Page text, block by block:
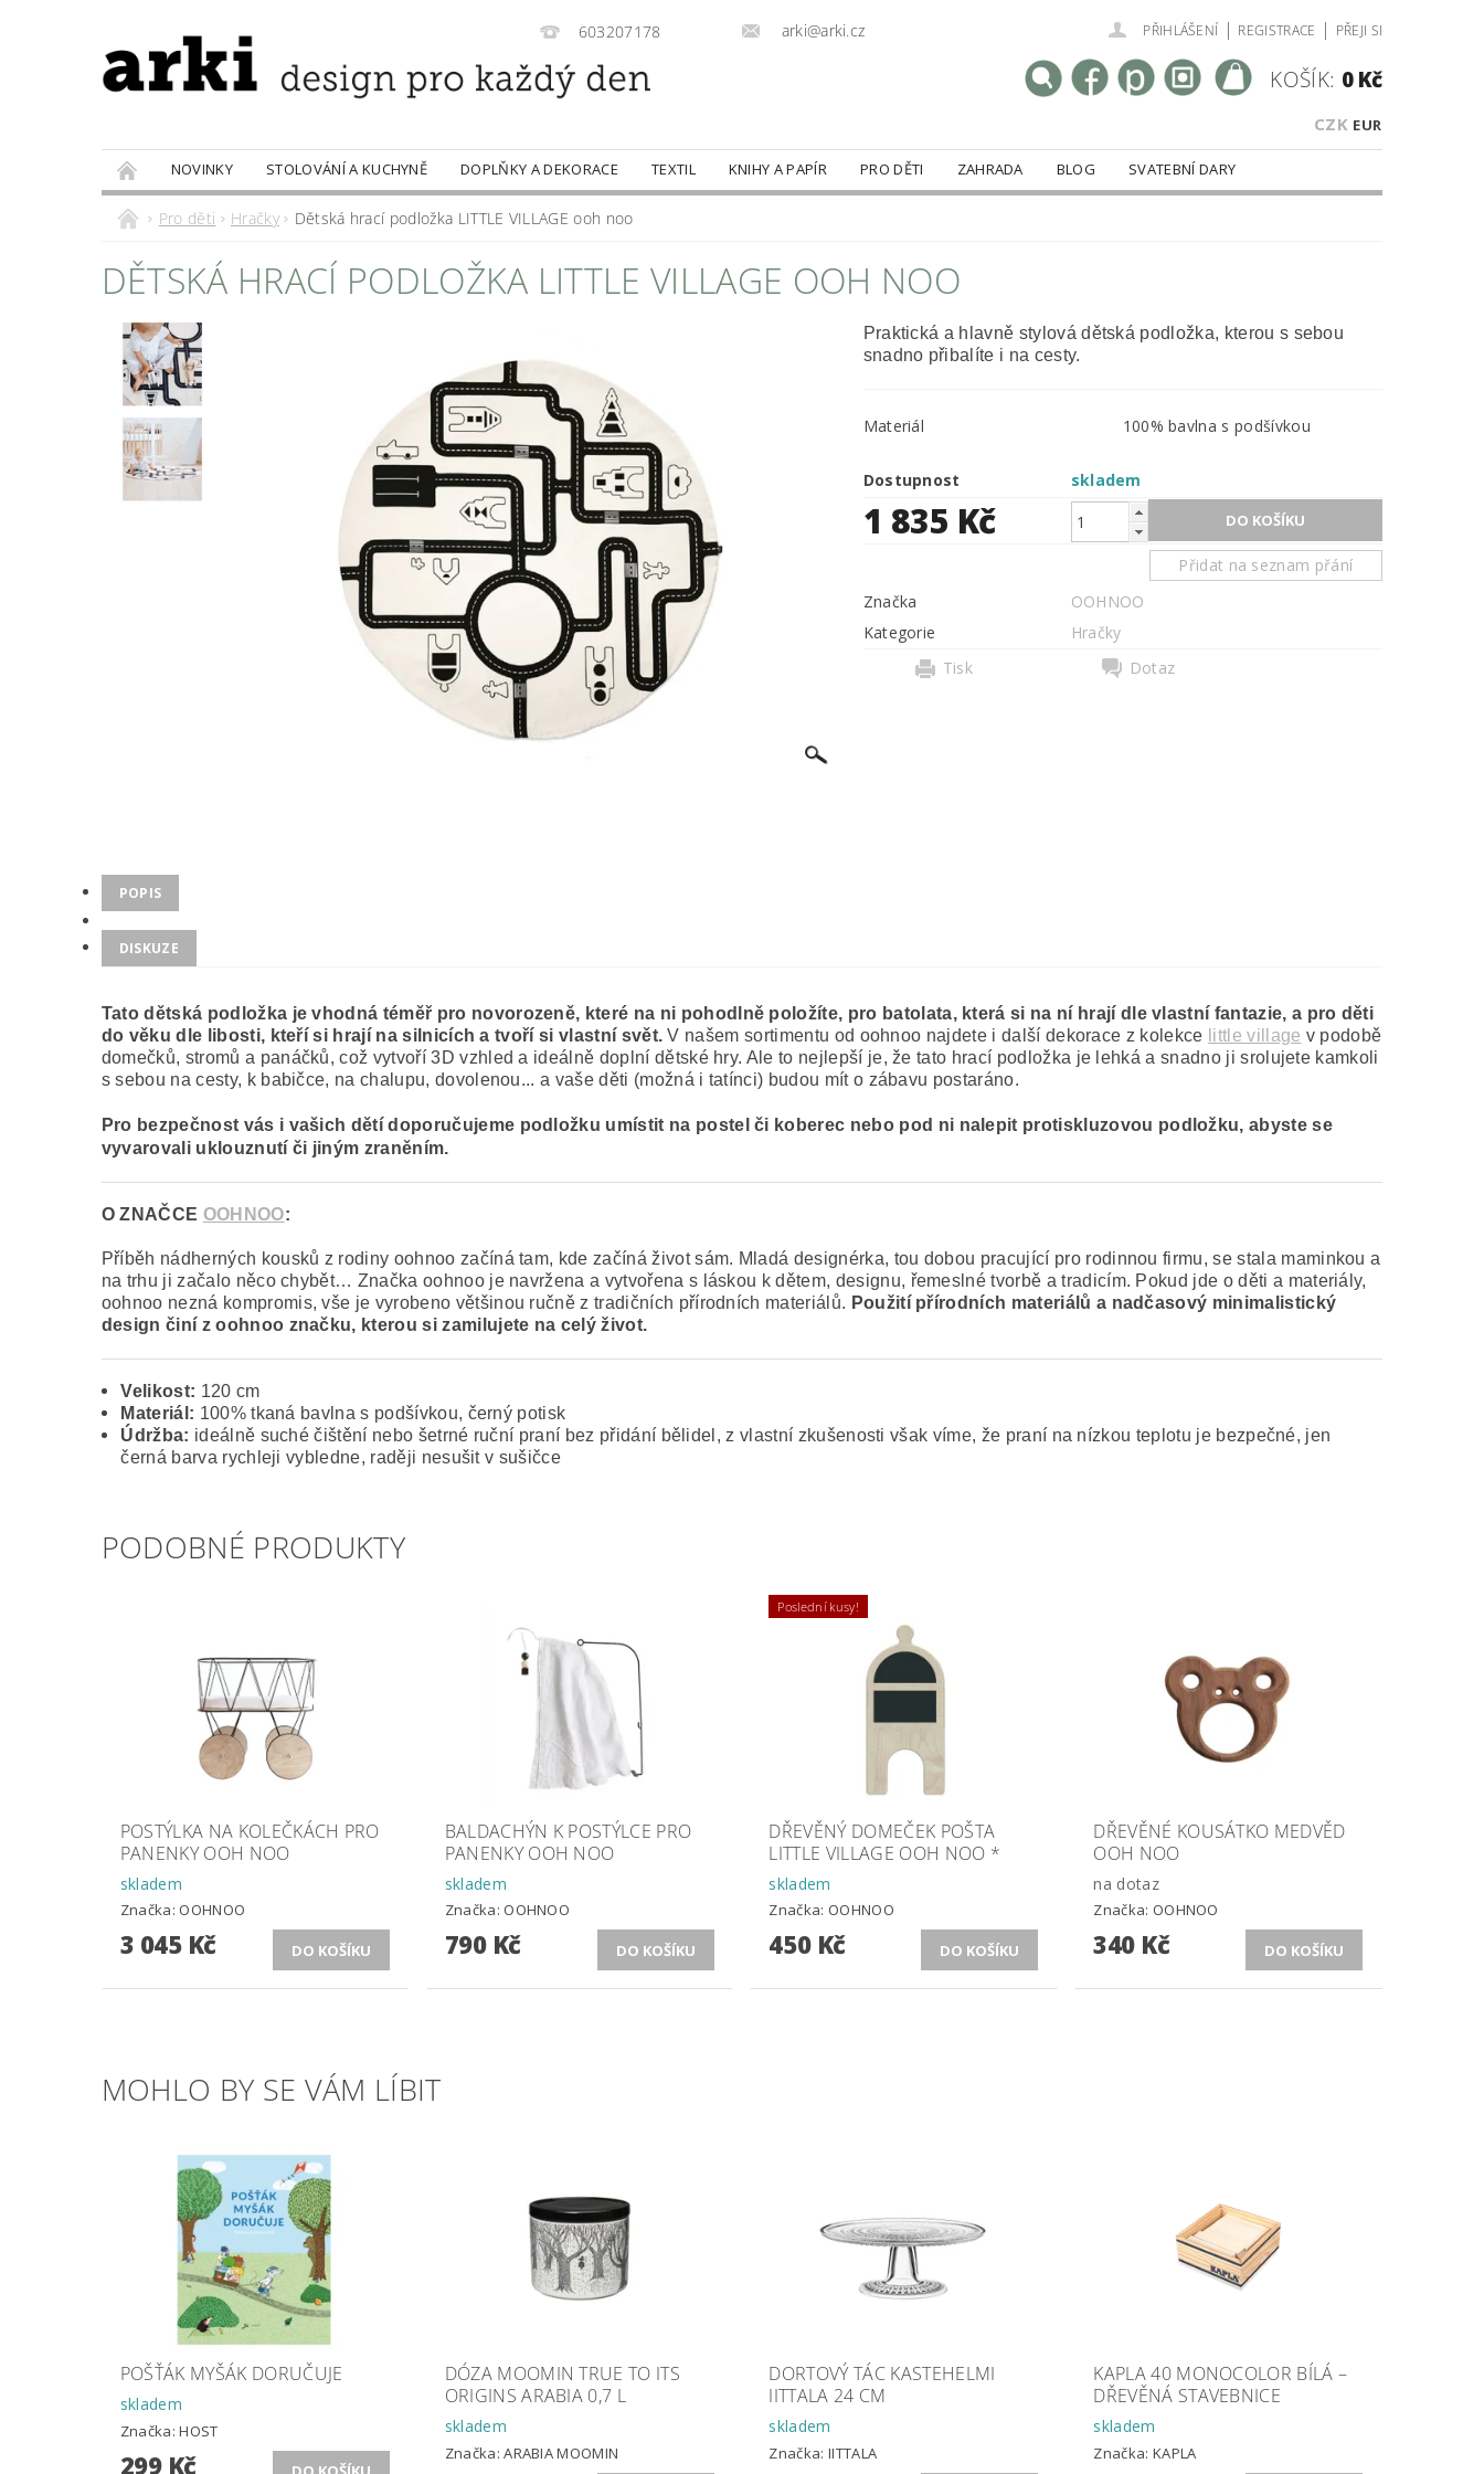
603207178 arki@arki.cz PŘIHLÁŠENÍ | REGISTRACE | PŘEJI SI
CZK EUR
KOŠÍK: 0 Kč
NOVINKY STOLOVÁNÍ A KUCHYNĚ DOPLŇKY A DEKORACE TEXTIL KNIHY A PAPÍR PRO DĚTI ZAHRADA BLOG
SVATEBNÍ DARY
PRODÁVANÉ ZNAČKY
DOBROTY
Pro děti Hračky Dětská hrací podložka LITTLE VILLAGE ooh noo
DĚTSKÁ HRACÍ PODLOŽKA LITTLE VILLAGE OOH NOO
Praktická a hlavně stylová dětská podložka, kterou s sebou
snadno přibalíte i na cesty.
Materiál 100% bavlna s podšívkou
Dostupnost skladem
1 835 Kč
Přidat na seznam přání
Značka
OOHNOO
Kategorie
Hračky
Tisk
Dotaz
POPIS
DISKUZE
Tato dětská podložka je vhodná téměř pro novorozeně, které na ni pohodlně položíte, pro batolata, která si na ní hrají dle vlastní fantazie, a pro děti
do věku dle libosti, kteří si hrají na silnicích a tvoří si vlastní svět. V našem sortimentu od oohnoo najdete i další dekorace z kolekce little village v podobě
domečků, stromů a panáčků, což vytvoří 3D vzhled a ideálně doplní dětské hry. Ale to nejlepší je, že tato hrací podložka je lehká a snadno ji srolujete kamkoli
s sebou na cesty, k babičce, na chalupu, dovolenou... a vaše děti (možná i tatínci) budou mít o zábavu postaráno.
Pro bezpečnost vás i vašich dětí doporučujeme podložku umístit na postel či koberec nebo pod ni nalepit protiskluzovou podložku, abyste se
vyvarovali uklouznutí či jiným zraněním.
O ZNAČCE OOHNOO:
Příběh nádherných kousků z rodiny oohnoo začíná tam, kde začíná život sám. Mladá designérka, tou dobou pracující pro rodinnou firmu, se stala maminkou a
na trhu ji začalo něco chybět… Značka oohnoo je navržena a vytvořena s láskou k dětem, designu, řemeslné tvorbě a tradicím. Pokud jde o děti a materiály,
oohnoo nezná kompromis, vše je vyrobeno většinou ručně z tradičních přírodních materiálů. Použití přírodních materiálů a nadčasový minimalistický
design činí z oohnoo značku, kterou si zamilujete na celý život.
Velikost: 120 cm
Materiál: 100%tkaná bavlna s podšívkou, černý potisk
Údržba: ideálně suché čištění nebo šetrné ruční praní bez přidání bělidel, z vlastní zkušenosti však víme, že praní na nízkou teplotu je bezpečné, jen
černá barva rychleji vybledne, raději nesušit v sušičce
PODOBNÉ PRODUKTY
POSTÝLKA NA KOLEČKÁCH PRO
PANENKY OOH NOO
skladem
Značka: OOHNOO
3 045 Kč
BALDACHÝN K POSTÝLCE PRO
PANENKY OOH NOO
skladem
Značka: OOHNOO
790 Kč
Poslední kusy!
DŘEVĚNÝ DOMEČEK POŠTA
LITTLE VILLAGE OOH NOO *
skladem
Značka: OOHNOO
450 Kč
DŘEVĚNÉ KOUSÁTKO MEDVĚD
OOH NOO
na dotaz
Značka: OOHNOO
340 Kč
MOHLO BY SE VÁM LÍBIT
POŠŤÁK MYŠÁK DORUČUJE
skladem
Značka:HOST
299 Kč
DÓZA MOOMIN TRUE TO ITS
ORIGINS ARABIA 0,7 L
skladem
Značka:ARABIA MOOMIN
DORTOVÝ TÁC KASTEHELMI
IITTALA 24 CM
skladem
Značka:IITTALA
KAPLA 40 MONOCOLOR BÍLÁ –
DŘEVĚNÁ STAVEBNICE
skladem
Značka: KAPLA